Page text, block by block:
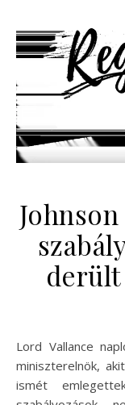
derült
Lord Vallance naplójában megosztotta, hogy az egykori
miniszterelnök,
ismét